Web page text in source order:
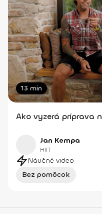
13 min
Ako vyzerá príprava
Jan Kempa
HIIT
Náučné video
Bez pomôcok